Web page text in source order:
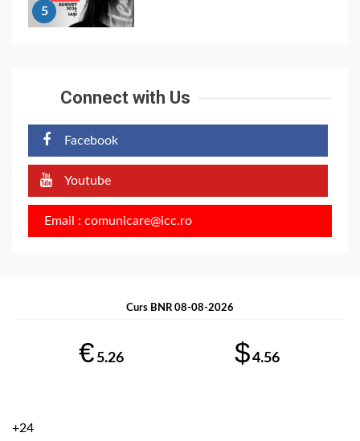
5
Connect with Us
Facebook
Youtube
Email : comunicare@icc.ro
Curs BNR 08-08-2026
€ 5.26 $4.56
+24